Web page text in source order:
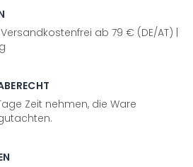
ab 79 € (DE/AT) |
Zeit nehmen, die Ware